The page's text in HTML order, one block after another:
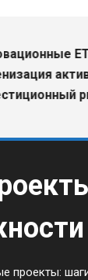
ETF:
активов
проекты: